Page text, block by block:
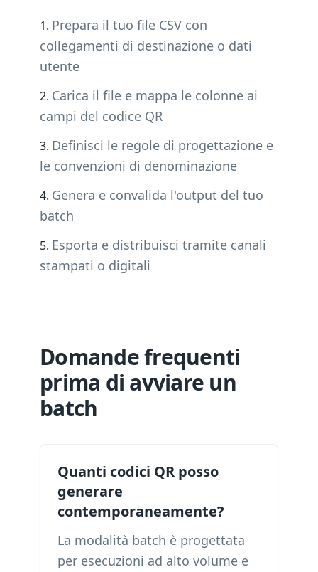
Prepara il tuo file CSV con
collegamenti di destinazione o dati
utente
Carica il file e mappa le colonne ai
campi del codice QR
Definisci le regole di progettazione e
le convenzioni di denominazione
Genera e convalida l'output del tuo
batch
Esporta e distribuisci tramite canali
stampati o digitali
Domande frequenti
prima di avviare un
batch
Quanti codici QR posso
generare
contemporaneamente?
La modalità batch è progettata
per esecuzioni ad alto volume e